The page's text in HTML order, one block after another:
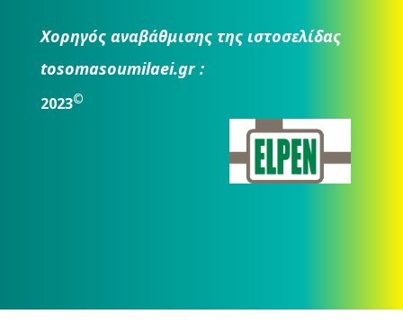
Χορηγός αναβάθμισης της ιστοσελίδας
tosomasoumilaei.gr :
2023©